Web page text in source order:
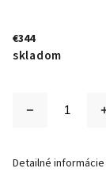
€344
skladom
Detailné informácie